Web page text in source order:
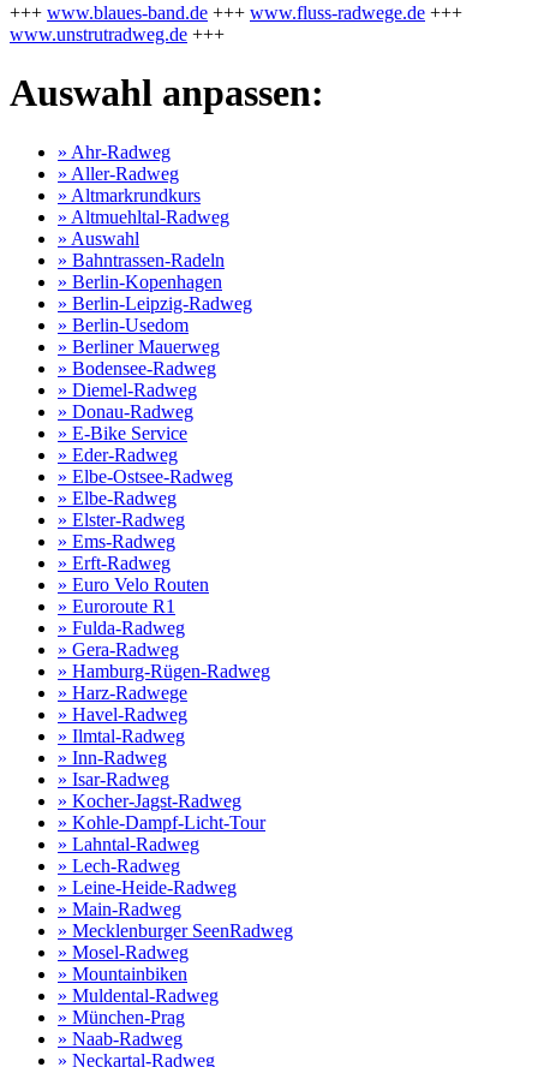
+++ www.blaues-band.de +++ www.fluss-radwege.de +++
www.unstrutradweg.de +++
Auswahl anpassen:
» Ahr-Radweg
» Aller-Radweg
» Altmarkrundkurs
» Altmuehltal-Radweg
» Auswahl
» Bahntrassen-Radeln
» Berlin-Kopenhagen
» Berlin-Leipzig-Radweg
» Berlin-Usedom
» Berliner Mauerweg
» Bodensee-Radweg
» Diemel-Radweg
» Donau-Radweg
» E-Bike Service
» Eder-Radweg
» Elbe-Ostsee-Radweg
» Elbe-Radweg
» Elster-Radweg
» Ems-Radweg
» Erft-Radweg
» Euro Velo Routen
» Euroroute R1
» Fulda-Radweg
» Gera-Radweg
» Hamburg-Rügen-Radweg
» Harz-Radwege
» Havel-Radweg
» Ilmtal-Radweg
» Inn-Radweg
» Isar-Radweg
» Kocher-Jagst-Radweg
» Kohle-Dampf-Licht-Tour
» Lahntal-Radweg
» Lech-Radweg
» Leine-Heide-Radweg
» Main-Radweg
» Mecklenburger SeenRadweg
» Mosel-Radweg
» Mountainbiken
» Muldental-Radweg
» München-Prag
» Naab-Radweg
» Neckartal-Radweg